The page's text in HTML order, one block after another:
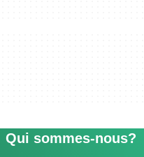
Qui sommes-nous?